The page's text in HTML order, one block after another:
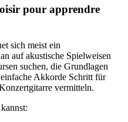
pour apprendre
sich meist ein
auf akustische Spielweisen
suchen, die Grundlagen
Akkorde Schritt für
vermitteln.